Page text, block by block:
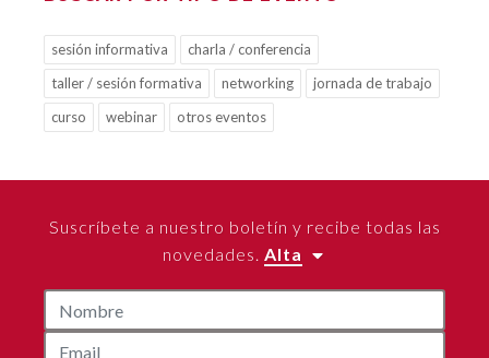
sesión informativa
charla / conferencia
taller / sesión formativa
networking
jornada de trabajo
curso
webinar otros eventos
Suscríbete a nuestro boletín y recibe todas las
novedades. Alta